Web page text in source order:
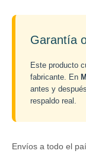
Garantía
Este producto
fabricante. En
antes y
respaldo real.
Envíos a todo el